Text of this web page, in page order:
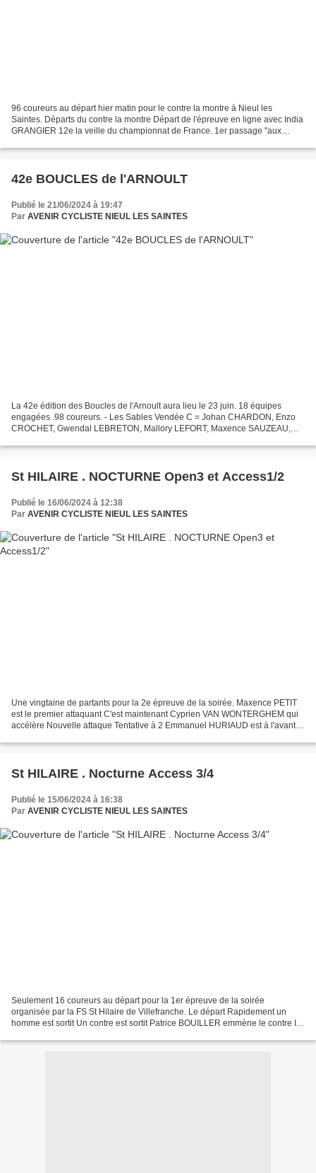
96 coureurs au départ hier matin pour le contre la montre à Nieul les
Saintes. Départs du contre la montre Départ de l'épreuve en ligne avec India
GRANGIER 12e la veille du championnat de France. 1er passage "aux
42e BOUCLES de l'ARNOULT
Publié le 21/06/2024 à 19:47
Par AVENIR CYCLISTE NIEUL LES SAINTES
La 42e édition des Boucles de l'Arnoult aura lieu le 23 juin. 18 équipes
engagées .98 coureurs. - Les Sables Vendée C = Johan CHARDON, Enzo
CROCHET, Gwendal LEBRETON, Mallory LEFORT, Maxence SAUZEAU,
St HILAIRE . NOCTURNE Open3 et Access1/2
Publié le 16/06/2024 à 12:38
Par AVENIR CYCLISTE NIEUL LES SAINTES
Une vingtaine de partants pour la 2e épreuve de la soirée. Maxence PETIT
est le premier attaquant C'est maintenant Cyprien VAN WONTERGHEM qui
accélère Nouvelle attaque Tentative à 2 Emmanuel HURIAUD est à l'avant
St HILAIRE . Nocturne Access 3/4
Publié le 15/06/2024 à 16:38
Par AVENIR CYCLISTE NIEUL LES SAINTES
Seulement 16 coureurs au départ pour la 1er épreuve de la soirée
organisée par la FS St Hilaire de Villefranche. Le départ Rapidement un
homme est sortit Un contre est sortit Patrice BOUILLER emmène le contre Ils